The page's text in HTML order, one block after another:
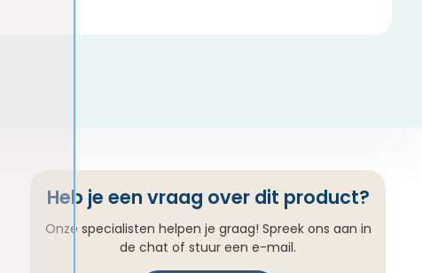
Heb je een vraag over dit product?
Onze specialisten helpen je graag! Spreek ons aan in
de chat of stuur een e-mail.